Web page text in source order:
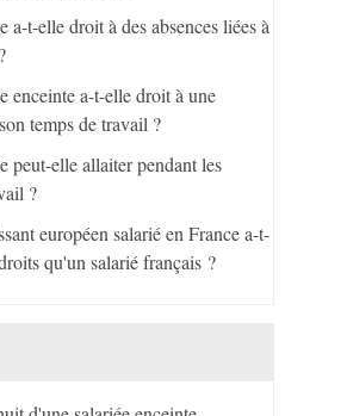
a-t-elle droit à des absences liées à
enceinte a-t-elle droit à une
temps de travail ?
peut-elle allaiter pendant les
?
européen salarié en France a-t-
qu'un salarié français ?